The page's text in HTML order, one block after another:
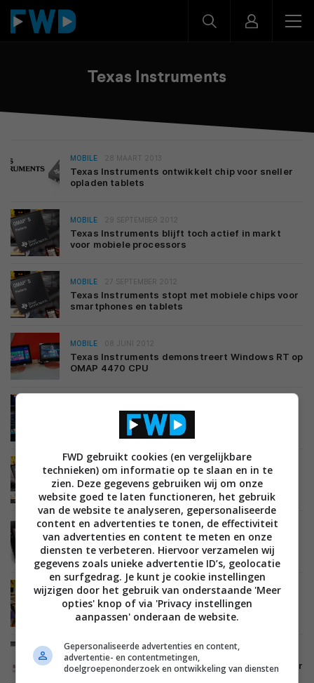
Texas Instruments
MOBILE 28 MAART 2013
Texas Instruments ontwikkelt chip voor sneller
opladen tablets
MOBILE 29 SEPTEMBER 2012
Texas Instruments blijft toch actief in markt
voor mobiele processors
MOBILE 27 SEPTEMBER 2012
Texas Instruments stopt met mobiele chips voor
smartphones en tablets
MOBILE 08 JUNI 2012
Texas Instruments demonstreert Windows RT op
OMAP 4470 CPU
Texas Instruments toont dual-Wifi module voor
streaming naar TV
MOBILE 24 FEBRUARI 2012
Texas Instruments: OMAP 5 dual-core chip
sneller dan quad-core Tegra 3
MOBILE 21 JANUARI 2012
Notion Ink Adam II tablet komt met TI processor
en Android 4.0
BEELD 08 NOVEMBER 2011
3D lessen zorgen voor hogere cijfers bij
leerlingen
MOBILE 06 NOVEMBER 2011
In 2012 barst de strijd tussen de processors voor
tablets los
FWD gebruikt cookies (en vergelijkbare
technieken) om informatie op te slaan en in te
zien. Deze gegevens gebruiken wij om onze
website goed te laten functioneren, het gebruik
van de website te analyseren, gepersonaliseerde
content en advertenties te tonen, de effectiviteit
van advertenties en content te meten en onze
diensten te verbeteren. Hiervoor verzamelen wij
gegevens zoals unieke advertentie ID’s, geolocatie
en surfgedrag. Je kunt je cookie instellingen
wijzigen door het gebruik van onderstaande 'Meer
opties' knop of via 'Privacy instellingen
aanpassen' onderaan de website.
Gepersonaliseerde advertenties en content,
advertentie- en contentmetingen,
doelgroepenonderzoek en ontwikkeling van diensten